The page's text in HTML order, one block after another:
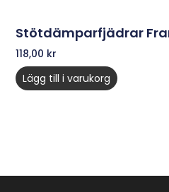
Stötdämparfjädrar
118,00 kr
Lägg till i varukorg